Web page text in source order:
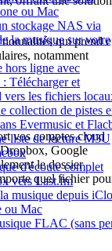
ou Mac
stockage NAS via
la musique sur votre
hors ligne avec
Télécharger et
les fichiers
collection de pistes
Evermusic et
liste de lecture M3U
d'écoute complet
vers Last.fm
musique depuis
ou Mac
FLAC (sans
qui prend
notamment
vos comptes cloud
Dropbox, Google
le dossier
quel fichier